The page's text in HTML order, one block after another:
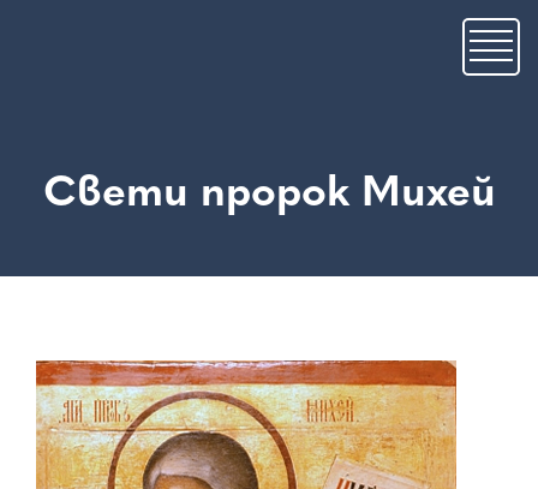
Свети пророк Михей